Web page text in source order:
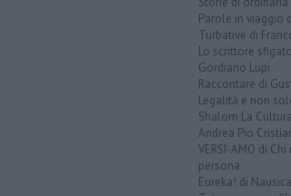
Parole in viaggio
Turbative di
Lo scrittore
Gordiano Lupi
Raccontare di
Legalità e non
Shalom La
Andrea Pio
VERSI-AMO di
persona
Eureka! di